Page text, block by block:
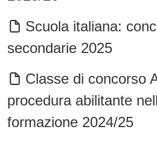
Scuola italiana:
secondarie 2025
Classe di concorso
procedura abilitante
formazione 2024/25